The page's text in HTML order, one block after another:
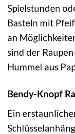
Spielstunden
Basteln mit
an
sind der
Hummel aus
Bendy-Knopf
Ein